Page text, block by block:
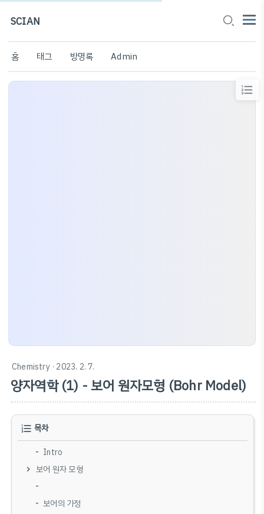
SCIAN
홈 태그 방명록 Admin
Chemistry· 2023. 2. 7.
양자역학 (1) - 보어 원자모형 (Bohr Model)
목차
Intro
보어 원자 모형
보어의 가정